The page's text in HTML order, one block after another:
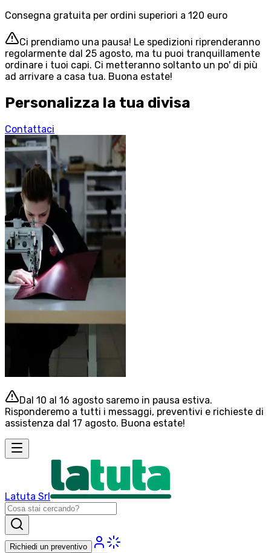
Consegna gratuita per ordini superiori a 120 euro
Ci prendiamo una pausa! Le spedizioni riprenderanno
regolarmente dal 25 agosto, ma tu puoi tranquillamente
ordinare i tuoi capi. Ci metteranno soltanto un po' di più
ad arrivare a casa tua. Buona estate!
Personalizza la tua divisa
Contattaci
Dal 10 al 16 agosto saremo in pausa estiva.
Risponderemo a tutti i messaggi, preventivi e richieste di
assistenza dal 17 agosto. Buona estate!
Latuta Srl
Richiedi un preventivo